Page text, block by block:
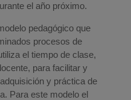
el año próximo.
pedagógico que
procesos de
el tiempo de clase,
para facilitar y
y práctica de
Para este modelo el